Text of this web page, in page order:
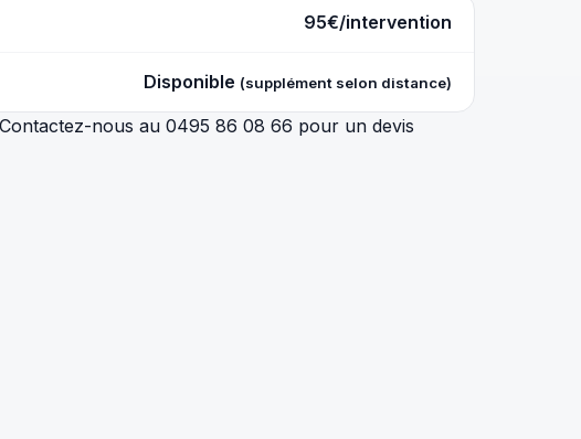
95€/intervention
Disponible (supplément selon distance)
nous au 0495 86 08 66 pour un devis